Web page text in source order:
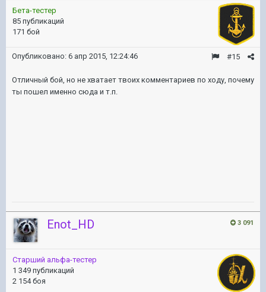
Бета-тестер
85 публикаций
171 бой
#15
Опубликовано: 6 апр 2015, 12:24:46
Отличный бой, но не хватает твоих комментариев по ходу, почему
ты пошел именно сюда и т.п.
3 091
Enot_HD
Старший альфа-тестер
1 349 публикаций
2 154 боя